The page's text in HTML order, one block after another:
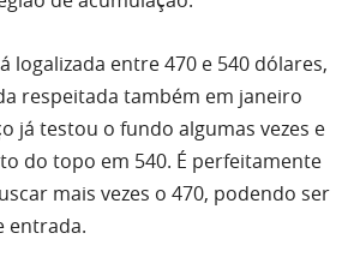
logalizada entre 470 e 540 dólares,
respeitada também em janeiro
já testou o fundo algumas vezes e
do topo em 540. É perfeitamente
mais vezes o 470, podendo ser
entrada.